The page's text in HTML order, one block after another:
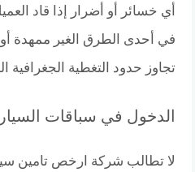
أي خسائر أو أضرار إذا قاد
في أحدى الطرق الغير ممهدة أو
تجاوز حدود التغطية الجغرافية
الدخول في سباقات
لا تطالب شركة ارخص تامين